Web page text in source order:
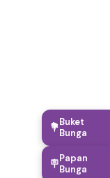
💐Buket
Bunga
🪧Papan
Bunga